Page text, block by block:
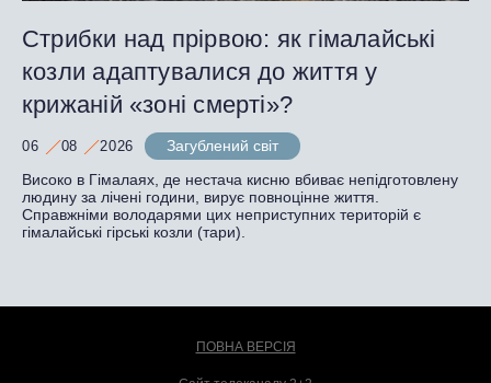
Стрибки над прірвою: як гімалайські
козли адаптувалися до життя у
крижаній «зоні смерті»?
06 08 2026
Загублений світ
Високо в Гімалаях, де нестача кисню вбиває непідготовлену
людину за лічені години, вирує повноцінне життя.
Справжніми володарями цих неприступних територій є
гімалайські гірські козли (тари).
ПОВНА ВЕРСІЯ